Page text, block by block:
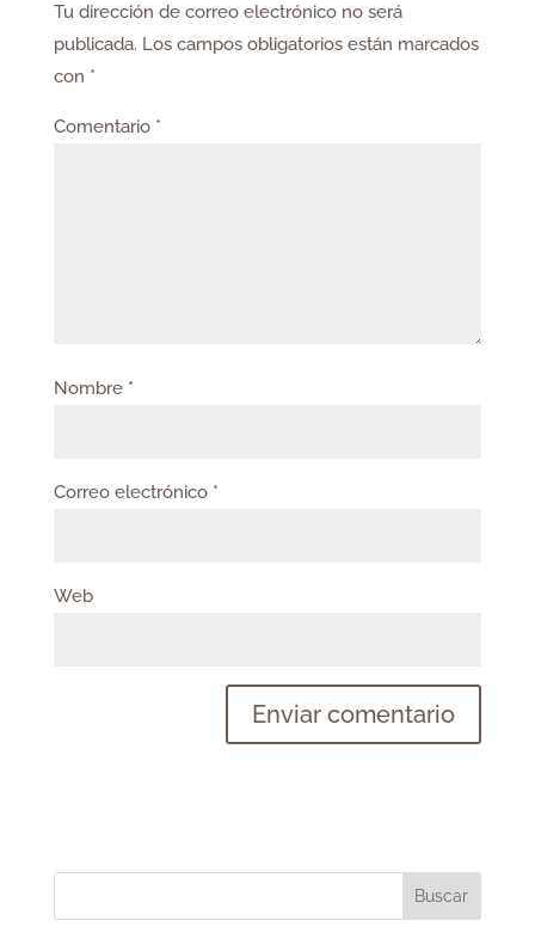
Tu dirección de correo electrónico no será
publicada. Los campos obligatorios están marcados
con *
Comentario *
Nombre *
Correo electrónico *
Web
Buscar